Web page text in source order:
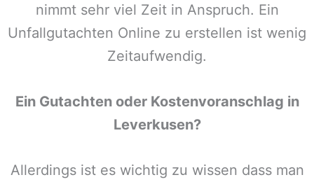
nimmt sehr viel Zeit in Anspruch. Ein
Unfallgutachten Online zu erstellen ist wenig
Zeitaufwendig.
Ein Gutachten oder Kostenvoranschlag in
Leverkusen?
Allerdings ist es wichtig zu wissen dass man